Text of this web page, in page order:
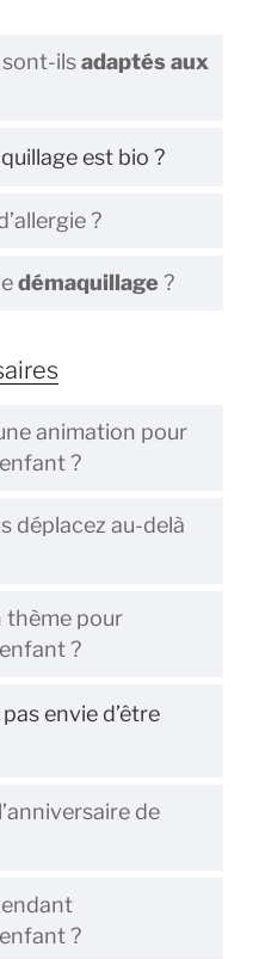
ilsadaptés aux
est bio ?
?
démaquillage ?
animation pour
?
déplacez au-delà
thème pour
?
envie d’être
de
?